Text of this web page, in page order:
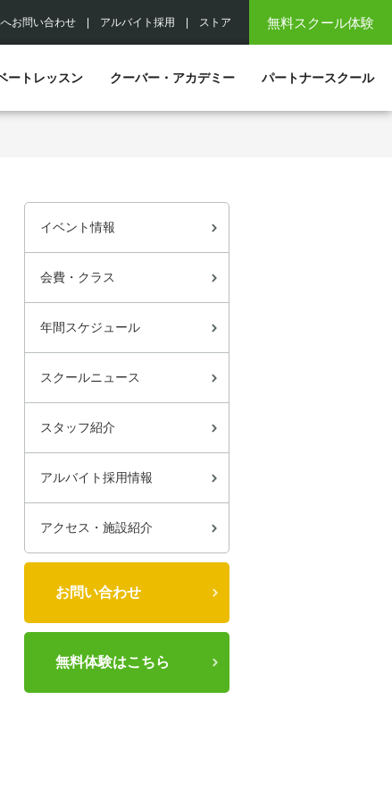
無料スクール体験
お問い合わせ アルバイト採用 ストア
ートレッスン クーバー・アカデミー パートナースクール
イベント情報
会費・クラス
年間スケジュール
スクールニュース
スタッフ紹介
アルバイト採用情報
アクセス・施設紹介
お問い合わせ
無料体験はこちら